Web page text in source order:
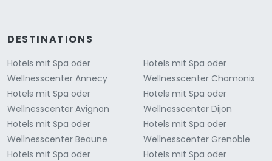
DESTINATIONS
Hotels mit Spa oder
Wellnesscenter Annecy
Hotels mit Spa oder
Wellnesscenter Avignon
Hotels mit Spa oder
Wellnesscenter Beaune
Hotels mit Spa oder
Hotels mit Spa oder
Wellnesscenter Chamonix
Hotels mit Spa oder
Wellnesscenter Dijon
Hotels mit Spa oder
Wellnesscenter Grenoble
Hotels mit Spa oder